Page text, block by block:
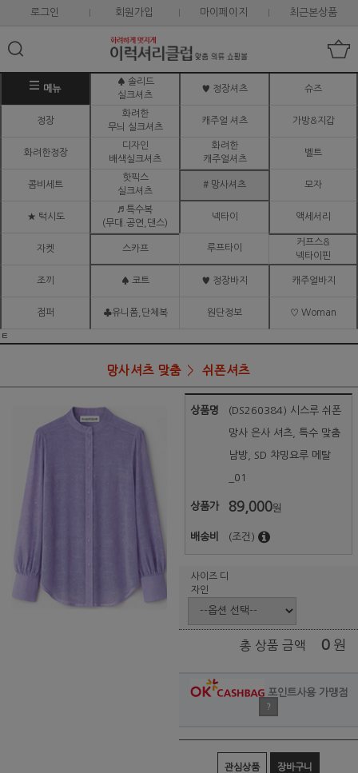
로그인 회원가입 마이페이지 최근본상품
메뉴
♠ 솔리드
실크셔츠
♥ 정장셔츠 슈즈
정장
화려한
무늬 실크셔츠
캐주얼 셔츠 가방&지갑
화려한정장
디자인
배색실크셔츠
화려한
캐주얼셔츠
벨트
콤비세트
핫픽스
실크셔츠
# 망사셔츠 모자
★ 턱시도
♬ 특수복
(무대.공연,댄스)
넥타이 액세서리
자켓 스카프 루프타이
커프스&
넥타이핀
조끼 ♠ 코트 ♥ 정장바지 캐주얼바지
점퍼 ♣유니폼,단체복 원단정보 ♡ Woman
ㅌ
망사셔츠 맞춤 쉬폰셔츠
상품명 (DS260384) 시스루 쉬폰
망사 은사 셔츠, 특수 맞춤
남방, SD 챠밍요루 메탈
_01
상품가 89,000원
배송비 (조건)
사이즈 디
자인
총 상품 금액 0 원
포인트사용 가맹점
?
관심상품 장바구니